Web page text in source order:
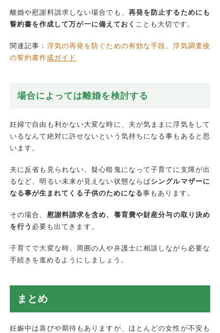
離婚や慰謝料請求しない場合でも、 再発を防止するためにも
誓約書を作成して万が一に備えておく ことも大切です。
関連記事： 浮気の再発を防ぐための有効な手段。浮気調査後
の誓約書作成ガイド
場合によっては離婚を検討する
妊婦で自由も利かない大変な時に、夫が気ままに浮気をして
いるなんて絶対に許せないという気持ちになる事もあると思
います。
夫に反省も見られない、疑心暗鬼になって子育てに支障が出
るなど、明るい未来が見えない状態ならばシングルマザーに
なる事が生まれてくる子供のためになる事もあります。
その場合、 慰謝料請求を含め、養育費や財産分与の取り決め
を行う 必要も出てきます。
子育てで大変な時、周囲の人や弁護士に相談しながら必要な
手続きを進めるようにしましょう。
まとめ
妊娠中は喜びや期待もありますが、ほとんどの女性が不安も